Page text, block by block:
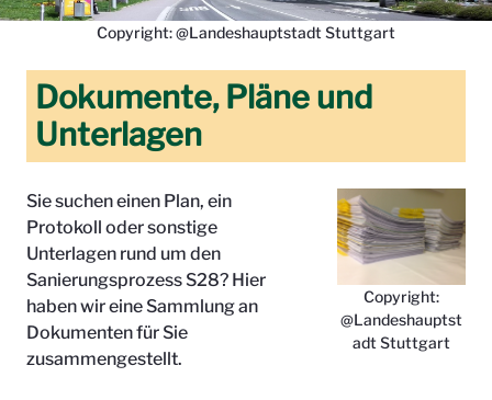
Copyright: @Landeshauptstadt Stuttgart
Dokumente, Pläne und
Unterlagen
Sie suchen einen Plan, ein
Protokoll oder sonstige
Unterlagen rund um den
Sanierungsprozess S28? Hier
haben wir eine Sammlung an
Dokumenten für Sie
zusammengestellt.
Copyright:
@Landeshauptst
adt Stuttgart